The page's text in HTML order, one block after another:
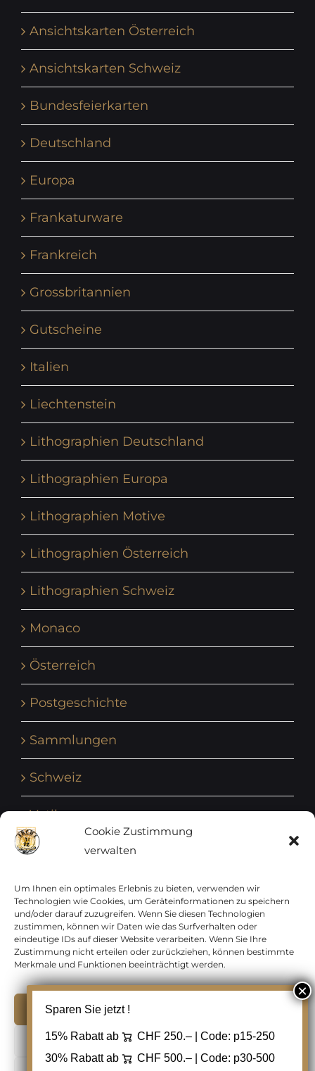
Cookie Zustimmung
verwalten
Um Ihnen ein optimales Erlebnis zu bieten, verwenden wir
Technologien wie Cookies, um Geräteinformationen zu speichern
und/oder darauf zuzugreifen. Wenn Sie diesen Technologien
zustimmen, können wir Daten wie das Surfverhalten oder
eindeutige IDs auf dieser Website verarbeiten. Wenn Sie Ihre
Zustimmung nicht erteilen oder zurückziehen, können bestimmte
Merkmale und Funktionen beeinträchtigt werden.
Ablehnen
Ansichtskarten Österreich
Ansichtskarten Schweiz
Bundesfeierkarten
Deutschland
Europa
Frankaturware
Frankreich
Grossbritannien
Gutscheine
Italien
Liechtenstein
Lithographien Deutschland
Lithographien Europa
Lithographien Motive
Lithographien Österreich
Lithographien Schweiz
Monaco
Österreich
Postgeschichte
Sammlungen
Schweiz
Vatikan
Vereinte Nationen
Vorphilatelie
Zensurbelege Österreich
Zensurbelege Schweiz
Copyright 2012 - 2024 URAY GmbH | All Rights
Reserved |
PCI Data Security Standards |
Sparen Sie jetzt !
15% Rabatt ab CHF 250.– | Code: p15-250
30% Rabatt ab
CHF 500.– | Code: p30-500